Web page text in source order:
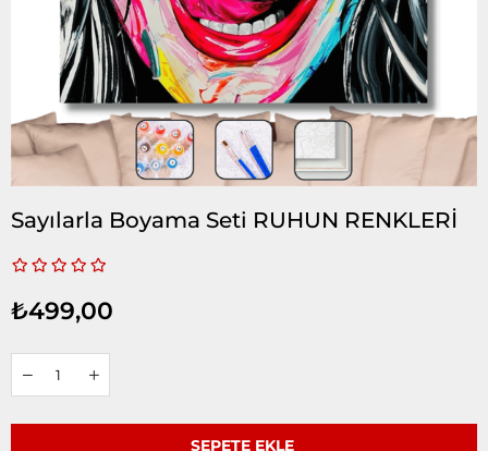
Sayılarla Boyama Seti RUHUN RENKLERİ
₺499,00